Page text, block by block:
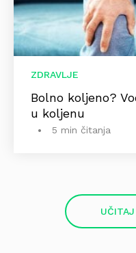
ZDRAVLJE
Bolno koljeno?
u koljenu
5 min čitanja